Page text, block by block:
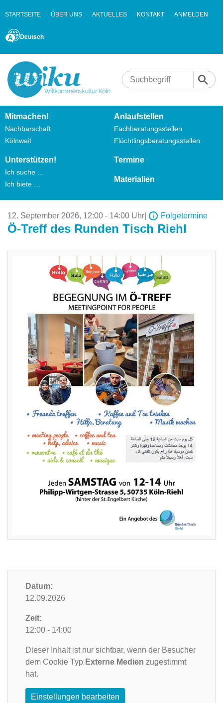
STARTSEITE ÜBER UNS AKTUELLES KONTAKT ANMELDEN
Deutsch
Mitmachen!
Nachbarschaft
Kölnweit
Anlaufstellen
Fachberatungsstellen
Flüchtlingsberatungsstellen
Unterstützen!
Ich suche …
Ich biete …
Termine
Materialien
12. September 2026, 12:00 - 14:00 Uhr Folgetermine
Ö-Treff des Runden Tisch Riehl
Datum:
12.09.2026
Zeit:
12:00 - 14:00
Dieser Inhalt ist nur sichtbar, wenn der Besucher
dem Cookie Typ Externe Medien zugestimmt
hat.
Einstellungen bearbeiten